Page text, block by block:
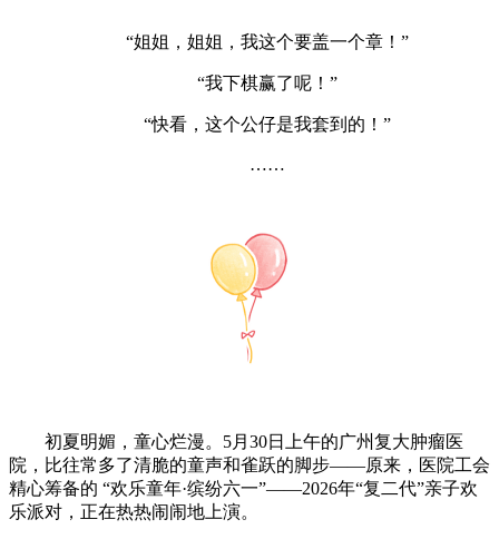
“姐姐，姐姐，我这个要盖一个章！”
“我下棋赢了呢！”
“快看，这个公仔是我套到的！”
……
初夏明媚，童心烂漫。5月30日上午的广州复大肿瘤医
院，比往常多了清脆的童声和雀跃的脚步——原来，医院工会
精心筹备的 “欢乐童年·缤纷六一”——2026年“复二代”亲子欢
乐派对，正在热热闹闹地上演。